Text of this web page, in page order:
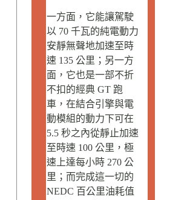
一方面，它能讓駕駛
以 70 千瓦的純電動力
安靜無聲地加速至時
速 135 公里；另一方
面，它也是一部不折
不扣的經典 GT 跑
車，在結合引擎與電
動模組的動力下可在
5.5 秒之內從靜止加速
至時速 100 公里，極
速上達每小時 270 公
里；而完成這一切的
NEDC 百公里油耗值